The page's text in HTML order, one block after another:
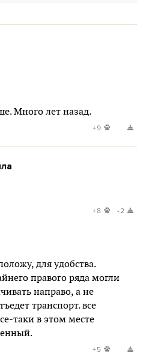
Много лет назад.
+9
+8 -2
для удобства.
правого ряда могли
направо, а не
транспорт. все
таки в этом месте
+5